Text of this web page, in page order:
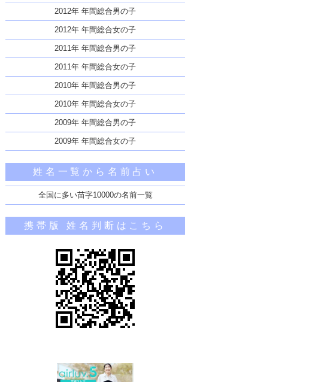
2012年 年間総合男の子
2012年 年間総合女の子
2011年 年間総合男の子
2011年 年間総合女の子
2010年 年間総合男の子
2010年 年間総合女の子
2009年 年間総合男の子
2009年 年間総合女の子
姓名一覧から名前占い
全国に多い苗字10000の名前一覧
携帯版 姓名判断はこちら